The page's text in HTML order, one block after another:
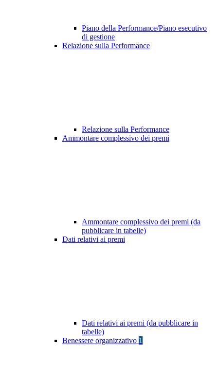
Piano della Performance/Piano esecutivo
di gestione
Relazione sulla Performance
Relazione sulla Performance
Ammontare complessivo dei premi
Ammontare complessivo dei premi (da
pubblicare in tabelle)
Dati relativi ai premi
Dati relativi ai premi (da pubblicare in
tabelle)
Benessere organizzativo 1